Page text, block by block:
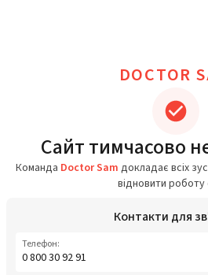
DOCTOR
Сайт тимчасово
Команда Doctor Sam докладає всіх
відновити роботу
Контакти для
Телефон:
0 800 30 92 91